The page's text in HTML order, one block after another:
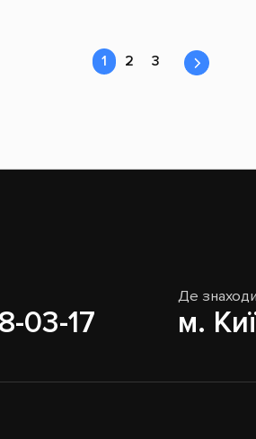
1 2 3
03-17
Де
м.